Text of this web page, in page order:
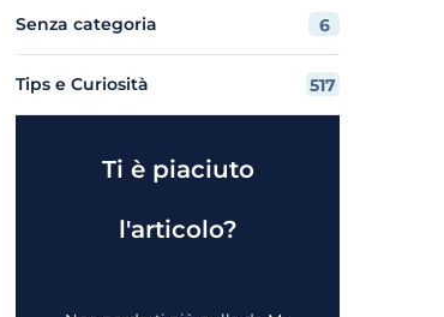
Senza categoria 6
Tips e Curiosità 517
Ti è piaciuto
l'articolo?